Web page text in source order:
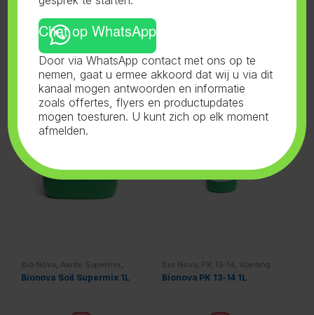
Bio Nova,Zym,Voeding
Bionova Zym 5L Bionova N27% 1L
Bio Nova, Aarde Supermix,
Voeding
Bionova Soil Supermix 1L
Bio Nova, PK 13-14, Voeding
Bionova PK 13-14 1L
Chat op WhatsApp
Door via WhatsApp contact met ons op te
nemen, gaat u ermee akkoord dat wij u via dit
kanaal mogen antwoorden en informatie
zoals offertes, flyers en productupdates
mogen toesturen. U kunt zich op elk moment
afmelden.